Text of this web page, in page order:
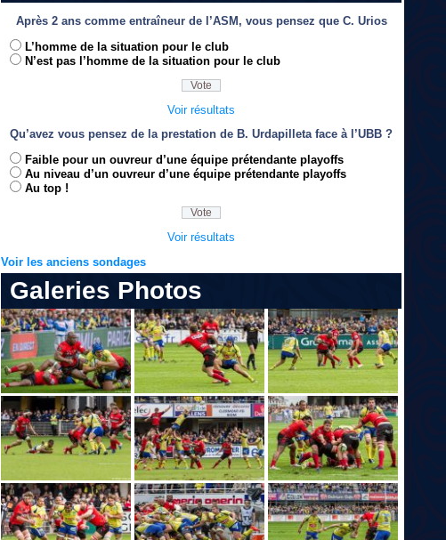
Après 2 ans comme entraîneur de l’ASM, vous pensez que C. Urios
L’homme de la situation pour le club
N’est pas l’homme de la situation pour le club
Voir résultats
Qu’avez vous pensez de la prestation de B. Urdapilleta face à l’UBB ?
Faible pour un ouvreur d’une équipe prétendante playoffs
Au niveau d’un ouvreur d’une équipe prétendante playoffs
Au top !
Voir résultats
Voir les anciens sondages
Galeries Photos